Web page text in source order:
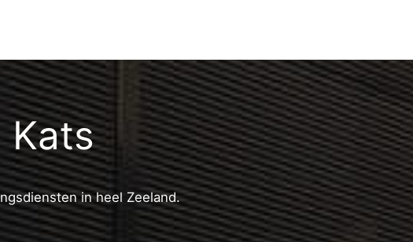
Kats
in heel Zeeland.